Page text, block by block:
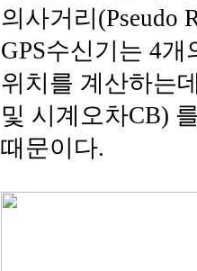
의사거리(Pseudo
GPS수신기는 4
위치를 계산하는
및 시계오차CB)
때문이다.